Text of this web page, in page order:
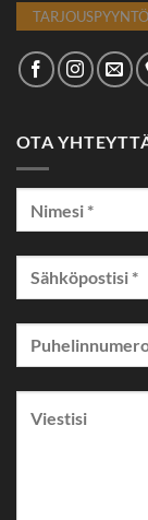
OTA